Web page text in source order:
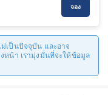
จอง
เป็นปัจจุบัน และอาจ
หน้า เรามุ่งมั่นที่จะให้ข้อมูล